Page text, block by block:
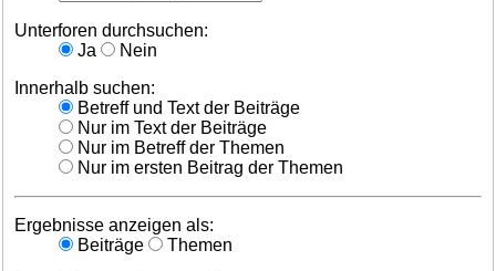
Unterforen durchsuchen:
Ja
Nein
Innerhalb suchen:
Betreff und Text der Beiträge
Nur im Text der Beiträge
Nur im Betreff der Themen
Nur im ersten Beitrag der Themen
Ergebnisse anzeigen als:
Beiträge
Themen